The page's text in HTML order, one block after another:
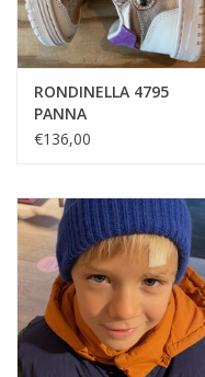
RONDINELLA 4795
PANNA
€136,00